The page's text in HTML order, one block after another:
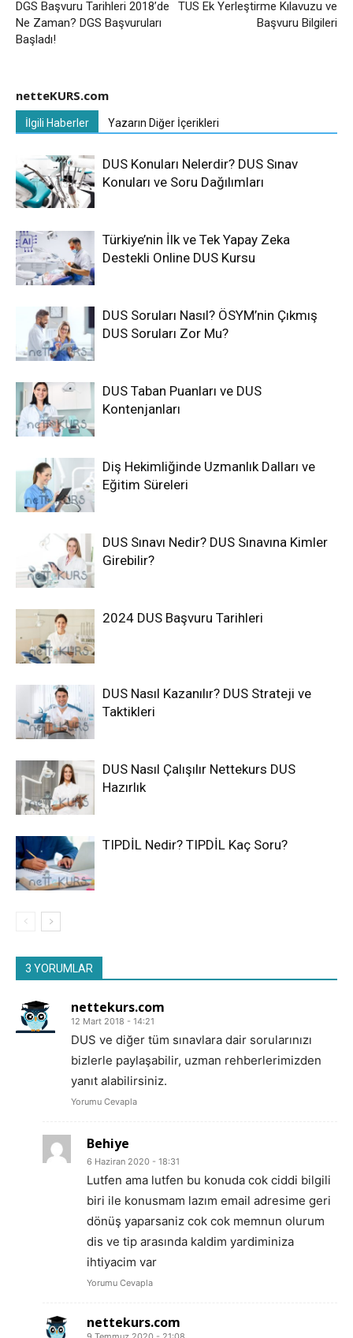
DGS Başvuru Tarihleri 2018’de
Ne Zaman? DGS Başvuruları
Başladı!
TUS Ek Yerleştirme Kılavuzu ve
Başvuru Bilgileri
netteKURS.com
İlgili Haberler Yazarın Diğer İçerikleri
DUS Konuları Nelerdir? DUS Sınav
Konuları ve Soru Dağılımları
Türkiye’nin İlk ve Tek Yapay Zeka
Destekli Online DUS Kursu
DUS Soruları Nasıl? ÖSYM’nin Çıkmış
DUS Soruları Zor Mu?
DUS Taban Puanları ve DUS
Kontenjanları
Diş Hekimliğinde Uzmanlık Dalları ve
Eğitim Süreleri
DUS Sınavı Nedir? DUS Sınavına Kimler
Girebilir?
2024 DUS Başvuru Tarihleri
DUS Nasıl Kazanılır? DUS Strateji ve
Taktikleri
DUS Nasıl Çalışılır Nettekurs DUS
Hazırlık
TIPDİL Nedir? TIPDİL Kaç Soru?
3 YORUMLAR
nettekurs.com
12 Mart 2018 - 14:21
DUS ve diğer tüm sınavlara dair sorularınızı
bizlerle paylaşabilir, uzman rehberlerimizden
yanıt alabilirsiniz.
Yorumu Cevapla
Behiye
6 Haziran 2020 - 18:31
Lutfen ama lutfen bu konuda cok ciddi bilgili
biri ile konusmam lazım email adresime geri
dönüş yaparsaniz cok cok memnun olurum
dis ve tip arasında kaldim yardiminiza
ihtiyacim var
Yorumu Cevapla
nettekurs.com